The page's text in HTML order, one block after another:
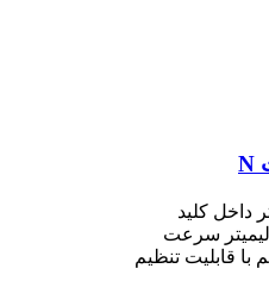
داخل کلید
سرعت
با قابلیت تنظیم